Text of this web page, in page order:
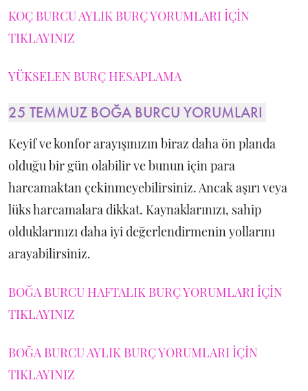
KOÇ BURCU AYLIK BURÇ YORUMLARI İÇİN
TIKLAYINIZ
YÜKSELEN BURÇ HESAPLAMA
25 TEMMUZ BOĞA BURCU YORUMLARI
Keyif ve konfor arayışınızın biraz daha ön planda
olduğu bir gün olabilir ve bunun için para
harcamaktan çekinmeyebilirsiniz. Ancak aşırı veya
lüks harcamalara dikkat. Kaynaklarınızı, sahip
olduklarınızı daha iyi değerlendirmenin yollarını
arayabilirsiniz.
BOĞA BURCU HAFTALIK BURÇ YORUMLARI İÇİN
TIKLAYINIZ
BOĞA BURCU AYLIK BURÇ YORUMLARI İÇİN
TIKLAYINIZ